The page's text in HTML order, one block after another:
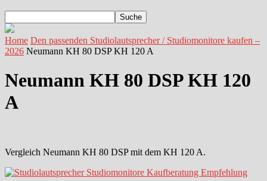
Home Den passenden Studiolautsprecher / Studiomonitore kaufen –
2026 Neumann KH 80 DSP KH 120 A
Neumann KH 80 DSP KH 120
A
Vergleich Neumann KH 80 DSP mit dem KH 120 A.